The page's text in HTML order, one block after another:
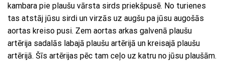
kambara pie plaušu vārsta sirds priekšpusē. No turienes
tas atstāj jūsu sirdi un virzās uz augšu pa jūsu augošās
aortas kreiso pusi. Zem aortas arkas galvenā plaušu
artērija sadalās labajā plaušu artērijā un kreisajā plaušu
artērijā. Šīs artērijas pēc tam ceļo uz katru no jūsu plaušām.